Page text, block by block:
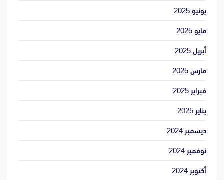
يونيو 2025
مايو 2025
أبريل 2025
مارس 2025
فبراير 2025
يناير 2025
ديسمبر 2024
نوفمبر 2024
أكتوبر 2024